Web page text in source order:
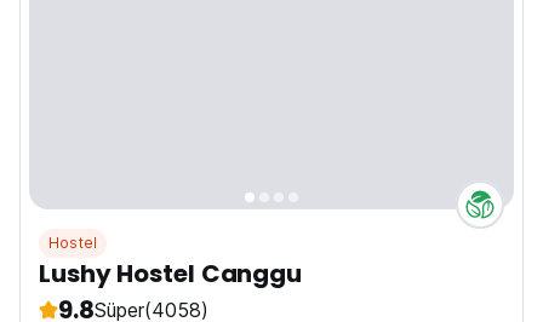
Hostel
Lushy Hostel Canggu
9.8Süper(4058)